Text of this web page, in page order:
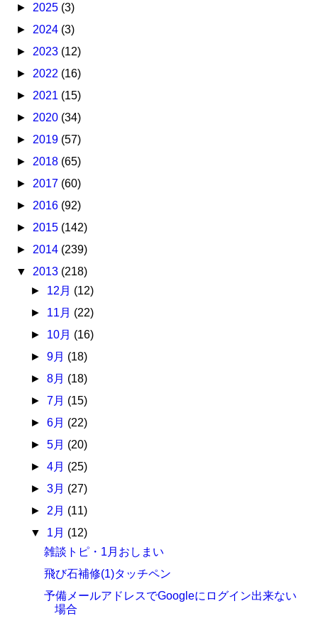
► 2025 (3)
► 2024 (3)
► 2023 (12)
► 2022 (16)
► 2021 (15)
► 2020 (34)
► 2019 (57)
► 2018 (65)
► 2017 (60)
► 2016 (92)
► 2015 (142)
► 2014 (239)
▼ 2013 (218)
► 12月 (12)
► 11月 (22)
► 10月 (16)
► 9月 (18)
► 8月 (18)
► 7月 (15)
► 6月 (22)
► 5月 (20)
► 4月 (25)
► 3月 (27)
► 2月 (11)
▼ 1月 (12)
雑談トピ・1月おしまい
飛び石補修(1)タッチペン
予備メールアドレスでGoogleにログイン出来ない
場合